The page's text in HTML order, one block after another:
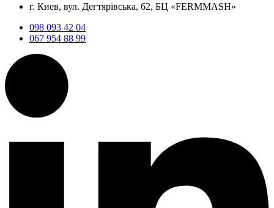
г. Киев, вул. Дегтярівська, 62, БЦ «FERMMASH»
098 093 42 04
067 954 88 99